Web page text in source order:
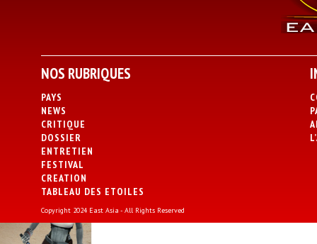
NOS RUBRIQUES
PAYS
NEWS
CRITIQUE
DOSSIER
ENTRETIEN
FESTIVAL
CREATION
TABLEAU DES ETOILES
Copyright 2024 East Asia - All Rights Reserved